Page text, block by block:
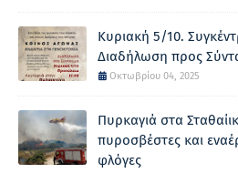
Κυριακή 5/10.
Διαδήλωση προς
Οκτωβρίου 04, 2025
Πυρκαγιά στα
πυροσβέστες και
φλόγες